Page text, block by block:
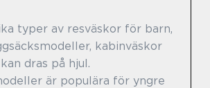
typer av resväskor för barn,
kabinväskor
dras på hjul.
är populära för yngre